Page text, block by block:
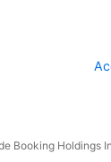
Booking Holdings